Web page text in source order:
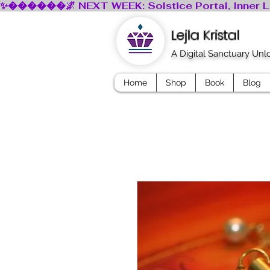
Lejla Kristal
A Digital Sanctuary
Home Shop Book Blog